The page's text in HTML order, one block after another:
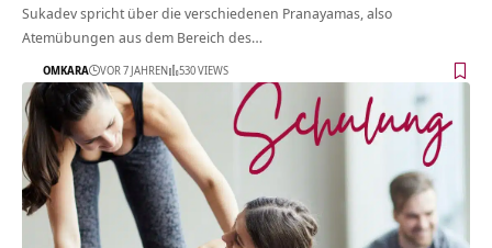
Sukadev spricht über die verschiedenen Pranayamas, also
Atemübungen aus dem Bereich des…
OMKARA VOR 7 JAHREN 530 VIEWS